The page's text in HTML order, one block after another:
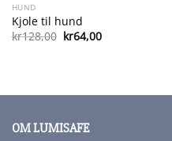
HUND
Kjole til hund
kr128,00 Opprinnelig
pris
kr64,00Nåværende
pris
OM LUMISAFE